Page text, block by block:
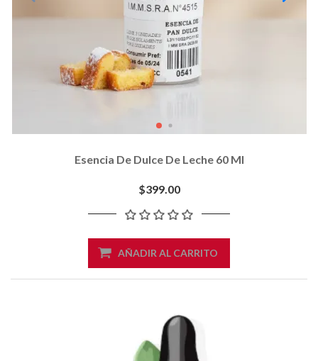
Esencia De Dulce De Leche 60 Ml
$399.00
AÑADIR AL CARRITO